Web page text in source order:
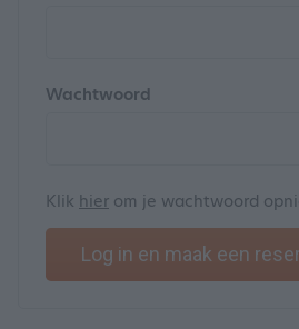
Wachtwoord
Klik hier om je wachtwoord
Log in en maak een